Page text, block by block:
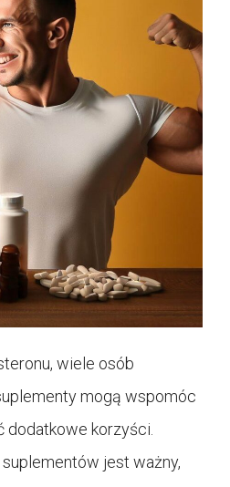
wiele osób
mogą wspomóc
dodatkowe korzyści.
jest ważny,